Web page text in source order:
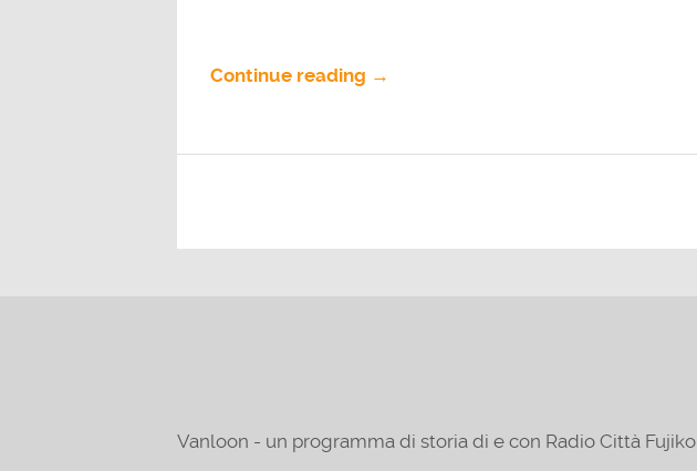
Continue reading →
Vanloon - un programma di storia di e con Radio Città Fujiko